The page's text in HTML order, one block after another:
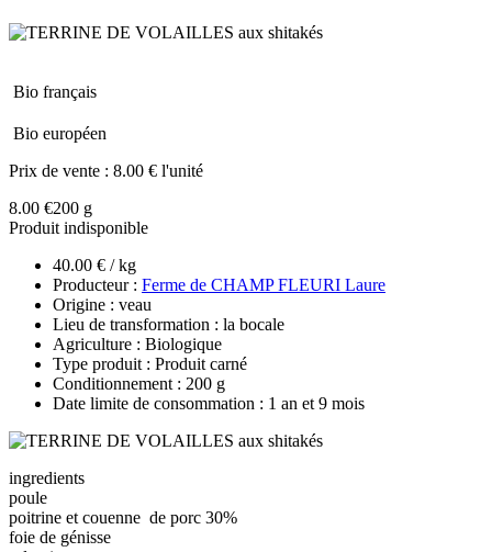
Bio français
Bio européen
Prix de vente : 8.00 € l'unité
8.00 €200 g
Produit indisponible
40.00 € / kg
Producteur : Ferme de CHAMP FLEURI Laure
Origine : veau
Lieu de transformation : la bocale
Agriculture : Biologique
Type produit : Produit carné
Conditionnement : 200 g
Date limite de consommation : 1 an et 9 mois
ingredients
poule
poitrine et couenne de porc 30%
foie de génisse